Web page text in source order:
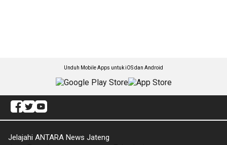
Unduh Mobile Apps untuk iOS dan Android
Jelajahi ANTARA News Jateng